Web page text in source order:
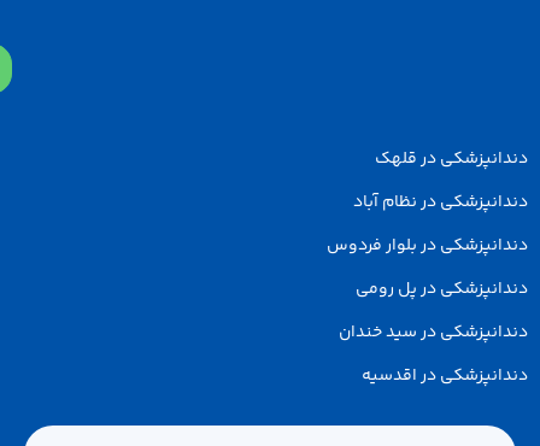
در قلهک
در نظام آباد
در بلوار فردوس
در پل رومی
در سید خندان
در اقدسیه